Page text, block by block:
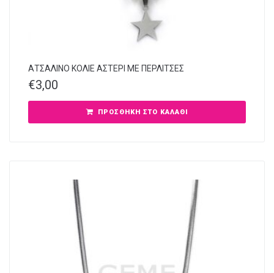
ΑΤΣΑΛΙΝΟ ΚΟΛΙΕ ΑΣΤΕΡΙ ΜΕ ΠΕΡΛΙΤΣΕΣ
€3,00
ΠΡΟΣΘΉΚΗ ΣΤΟ ΚΑΛΆΘΙ